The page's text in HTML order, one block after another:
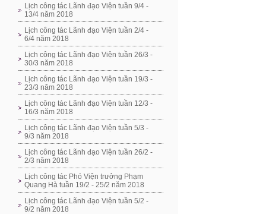
Lịch công tác Lãnh đạo Viện tuần 9/4 -
13/4 năm 2018
Lịch công tác Lãnh đạo Viện tuần 2/4 -
6/4 năm 2018
Lịch công tác Lãnh đạo Viện tuần 26/3 -
30/3 năm 2018
Lịch công tác Lãnh đạo Viện tuần 19/3 -
23/3 năm 2018
Lịch công tác Lãnh đạo Viện tuần 12/3 -
16/3 năm 2018
Lịch công tác Lãnh đạo Viện tuần 5/3 -
9/3 năm 2018
Lịch công tác Lãnh đạo Viện tuần 26/2 -
2/3 năm 2018
Lịch công tác Phó Viện trưởng Phạm
Quang Hà tuần 19/2 - 25/2 năm 2018
Lịch công tác Lãnh đạo Viện tuần 5/2 -
9/2 năm 2018